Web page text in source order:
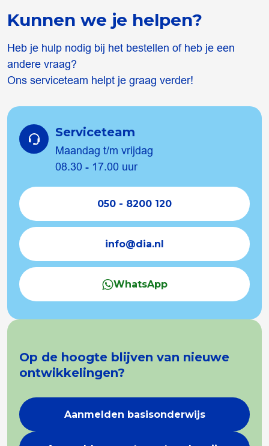
Kunnen we je helpen?
Heb je hulp nodig bij het bestellen of heb je een
andere vraag?
Ons serviceteam helpt je graag verder!
Serviceteam
Maandag t/m vrijdag
08.30 - 17.00 uur
050 - 8200 120
info@dia.nl
WhatsApp
Op de hoogte blijven van nieuwe
ontwikkelingen?
Aanmelden basisonderwijs